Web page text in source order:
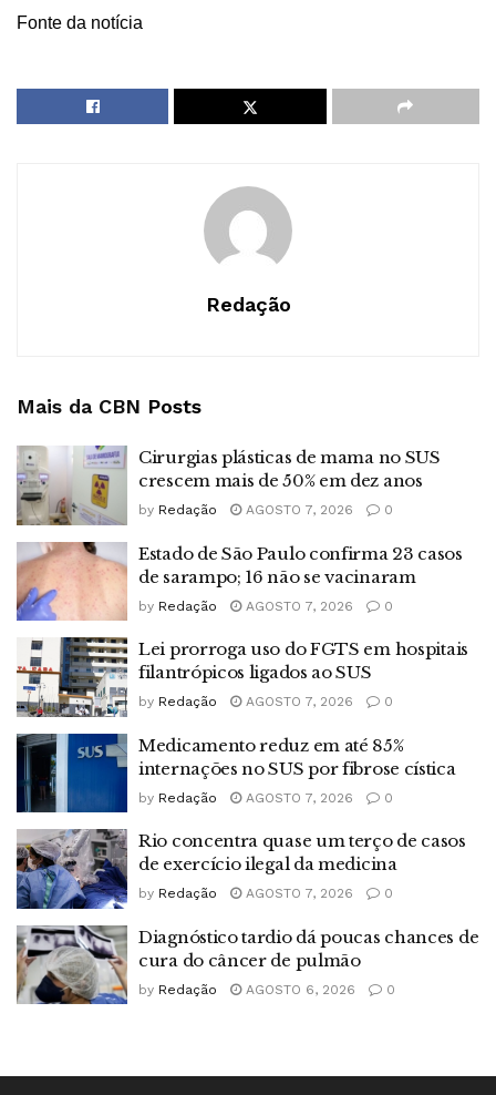
Fonte da notícia
Redação
Mais da CBN Posts
Cirurgias plásticas de mama no SUS
crescem mais de 50% em dez anos
by Redação AGOSTO 7, 2026 0
Estado de São Paulo confirma 23 casos
de sarampo; 16 não se vacinaram
by Redação AGOSTO 7, 2026 0
Lei prorroga uso do FGTS em hospitais
filantrópicos ligados ao SUS
by Redação AGOSTO 7, 2026 0
Medicamento reduz em até 85%
internações no SUS por fibrose cística
by Redação AGOSTO 7, 2026 0
Rio concentra quase um terço de casos
de exercício ilegal da medicina
by Redação AGOSTO 7, 2026 0
Diagnóstico tardio dá poucas chances de
cura do câncer de pulmão
by Redação AGOSTO 6, 2026 0